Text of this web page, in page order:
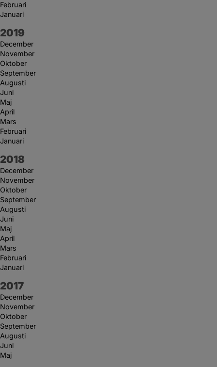
Februari
Januari
År:
2019
December
November
Oktober
September
Augusti
Juni
Maj
April
Mars
Februari
Januari
År:
2018
December
November
Oktober
September
Augusti
Juni
Maj
April
Mars
Februari
Januari
År:
2017
December
November
Oktober
September
Augusti
Juni
Maj